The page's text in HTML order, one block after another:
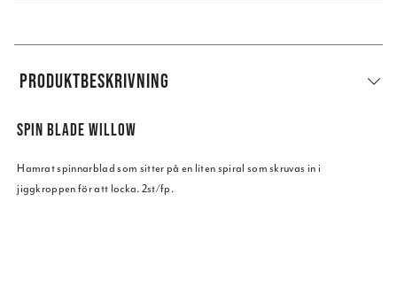
PRODUKTBESKRIVNING
SPIN BLADE WILLOW
Hamrat spinnarblad som sitter på en liten spiral som skruvas in i
jiggkroppen för att locka. 2st/fp.